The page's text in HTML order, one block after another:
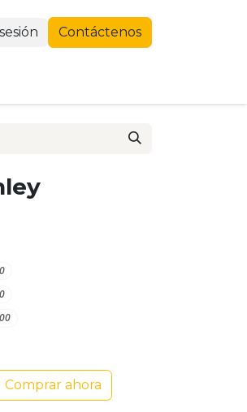
Contáctenos
Comprar ahora